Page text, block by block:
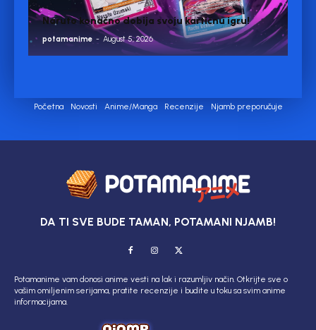
Naruto konačno dobija svoju kartičnu igru!
potamanime - August 5, 2026
Početna Novosti Anime/Manga Recenzije Njamb preporučuje
DA TI SVE BUDE TAMAN, POTAMANI NJAMB!
Potamanime vam donosi anime vesti na lak i razumljiv način. Otkrijte sve o
vašim omiljenim serijama, pratite recenzije i budite u toku sa svim anime
informacijama.